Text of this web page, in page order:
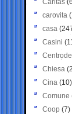
Caritas
carovita
casa
Casini
Chiesa
Cina (10)
Comune
Coop (7)